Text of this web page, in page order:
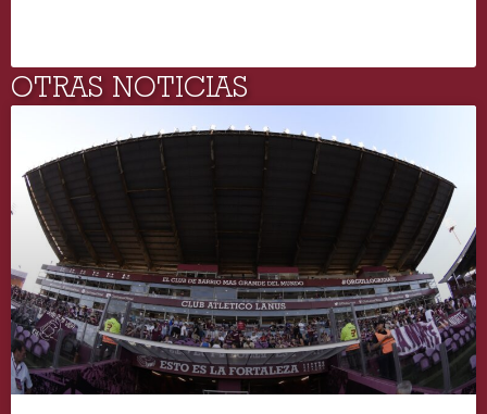
OTRAS NOTICIAS